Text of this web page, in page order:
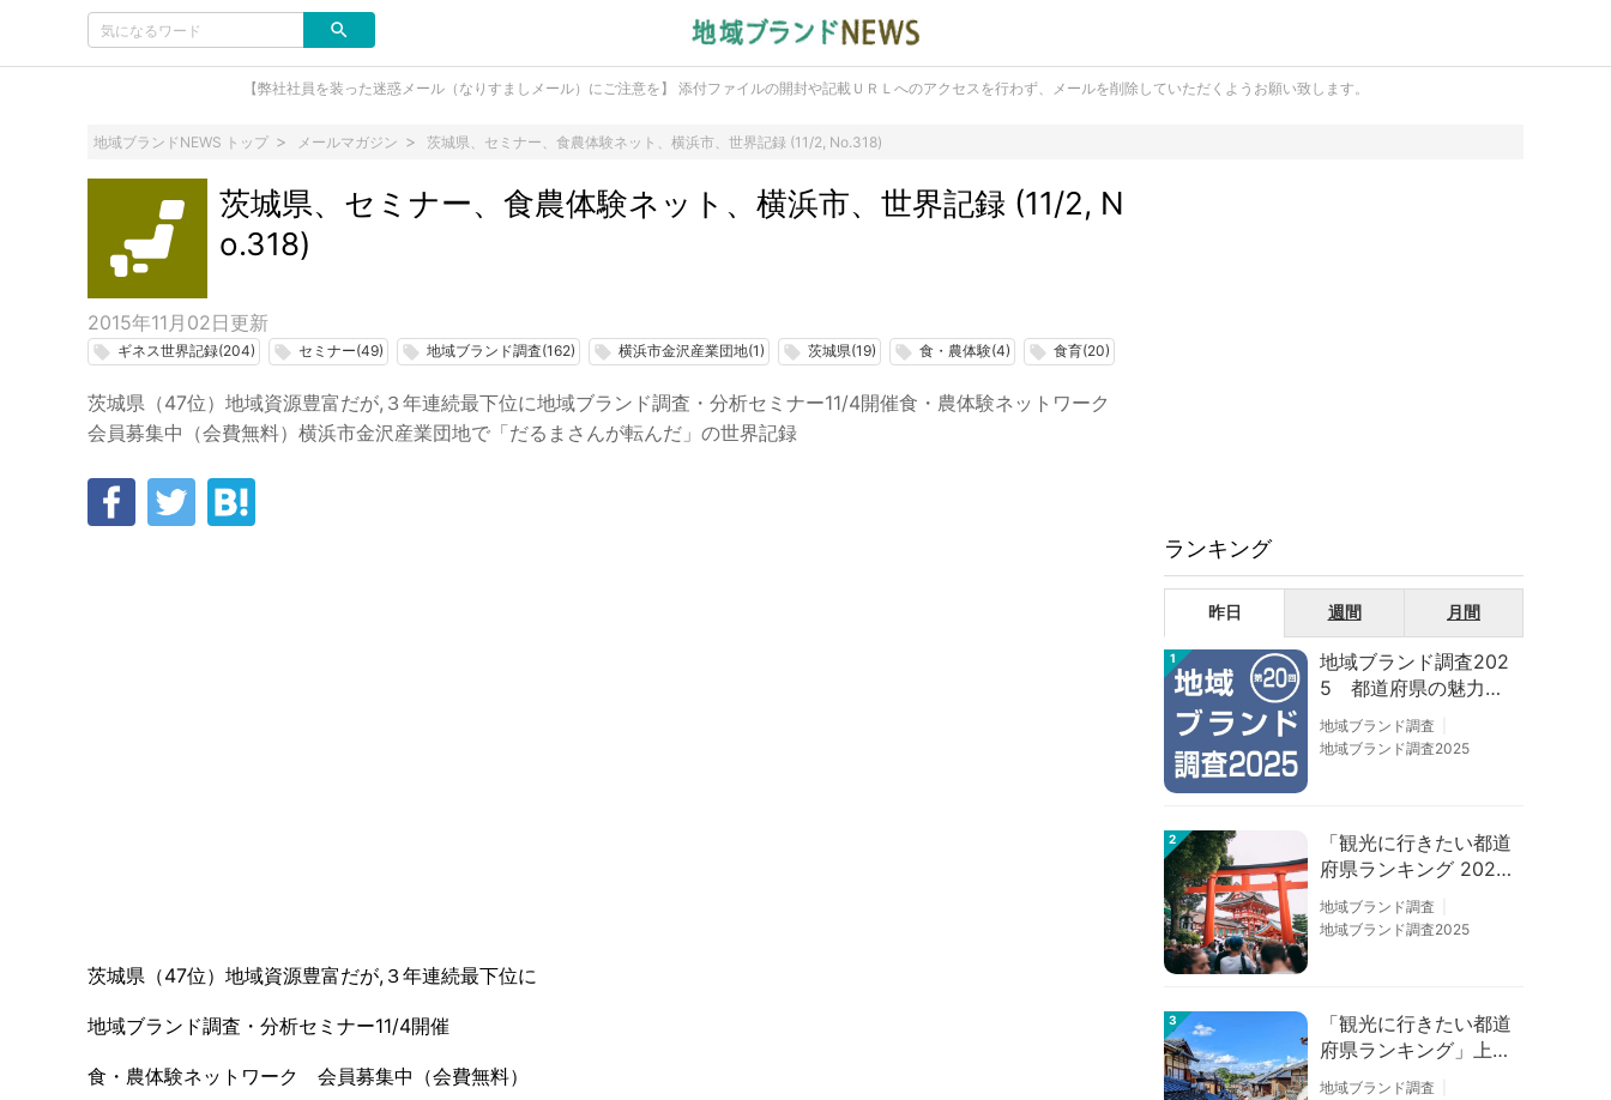
【弊社社員を装った迷惑メール（なりすましメール）にご注意を】 添付ファイルの開封や記載ＵＲＬへのアクセスを行わず、メールを削除していただくようお願い致します。
地域ブランドNEWS トップ メールマガジン 茨城県、セミナー、食農体験ネット、横浜市、世界記録 (11/2, No.318)
茨城県、セミナー、食農体験ネット、横浜市、世界記録 (11/2, N
o.318)
2015年11月02日 更新
local_offer ギネス世界記録(204) local_offer セミナー(49) local_offer 地域ブランド調査(162) local_offer 横浜市金沢産業団地(1) local_offer 茨城県(19) local_offer 食・農体験(4) local_offer 食育(20)
茨城県（47位）地域資源豊富だが,３年連続最下位に地域ブランド調査・分析セミナー11/4開催食・農体験ネットワーク
会員募集中（会費無料）横浜市金沢産業団地で「だるまさんが転んだ」の世界記録
茨城県（47位）地域資源豊富だが,３年連続最下位に
地域ブランド調査・分析セミナー11/4開催
食・農体験ネットワーク 会員募集中（会費無料）
ランキング
昨日 週間 月間
1
地域ブランド調査202
5 都道府県の魅力度
等調査結果
地域ブランド調査
地域ブランド調査2025
2
「観光に行きたい都道
府県ランキング 202
6」京都は低下、神奈
川上昇
地域ブランド調査
地域ブランド調査2025
3
「観光に行きたい都道
府県ランキング」上位
の順位に変動あり
地域ブランド調査